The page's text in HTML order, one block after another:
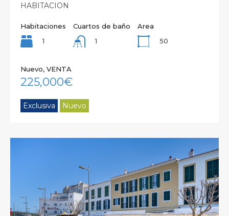
HABITACION
Habitaciones
1
Cuartos de baño
1
Area
50
Nuevo, VENTA
225,000€
Exclusiva Nuevo